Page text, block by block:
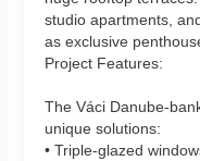
studio apartments,
as exclusive
Project Features:
The Váci Danube-
unique solutions:
• Triple-glazed